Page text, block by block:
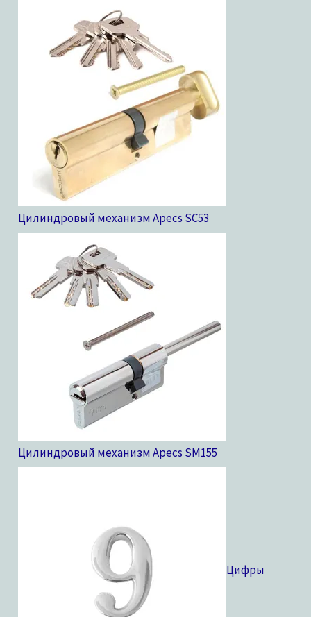
Цилиндровый механизм Apecs SC53
Цилиндровый механизм Apecs SM155
Цифры